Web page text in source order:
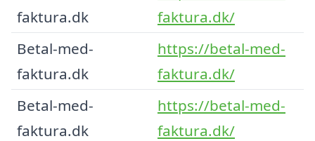
faktura.dk
faktura.dk/
Betal-med-
faktura.dk
https://betal-med-
faktura.dk/
Betal-med-
faktura.dk
https://betal-med-
faktura.dk/